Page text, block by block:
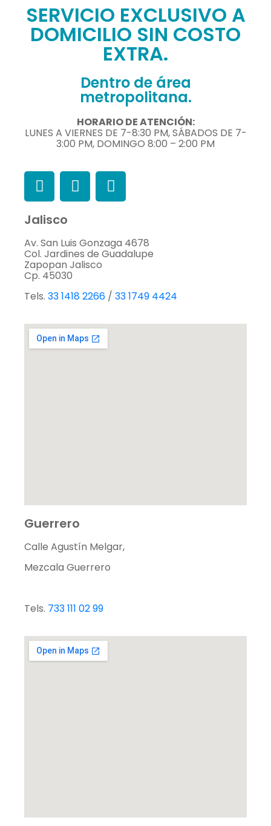
SERVICIO EXCLUSIVO A
DOMICILIO SIN COSTO
EXTRA.
Dentro de área
metropolitana.
HORARIO DE ATENCIÓN:
LUNES A VIERNES DE 7-8:30 PM, SÁBADOS DE 7-
3:00 PM, DOMINGO 8:00 – 2:00 PM
Jalisco
Av. San Luis Gonzaga 4678
Col. Jardines de Guadalupe
Zapopan Jalisco
Cp. 45030
Tels. 33 1418 2266 / 33 1749 4424
Guerrero
Calle Agustín Melgar,
Mezcala Guerrero
Tels. 733 111 02 99